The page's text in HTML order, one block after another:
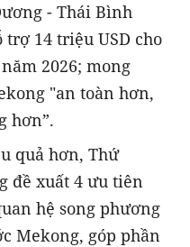
- Thái Bình
14 triệu USD cho
2026; mong
"an toàn hơn,
hơn”.
quả hơn, Thứ
đề xuất 4 ưu tiên
hệ song phương
Mekong, góp phần